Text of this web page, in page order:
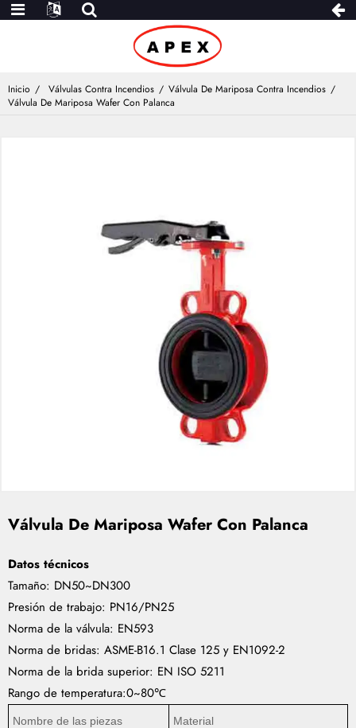
Inicio Válvulas Contra Incendios
Válvula De Mariposa Contra Incendios
Válvula De Mariposa Wafer Con Palanca
Válvula De Mariposa Wafer Con Palanca
Datos técnicos
Tamaño: DN50~DN300
Presión de trabajo: PN16/PN25
Norma de la válvula: EN593
Norma de bridas: ASME-B16.1 Clase 125 y EN1092-2
Norma de la brida superior: EN ISO 5211
Rango de temperatura:0~80℃
Nombre de las piezas Material